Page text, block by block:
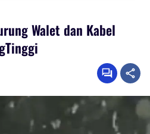
Walet dan Kabel